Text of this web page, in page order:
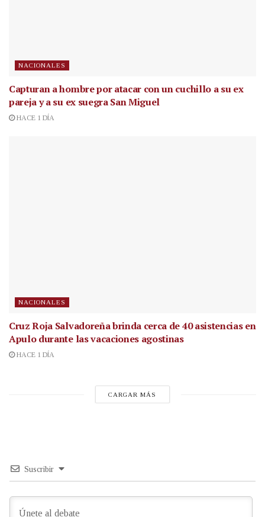
NACIONALES
Capturan a hombre por atacar con un cuchillo a su ex
pareja y a su ex suegra San Miguel
HACE 1 DÍA
NACIONALES
Cruz Roja Salvadoreña brinda cerca de 40 asistencias en
Apulo durante las vacaciones agostinas
HACE 1 DÍA
CARGAR MÁS
Suscribir